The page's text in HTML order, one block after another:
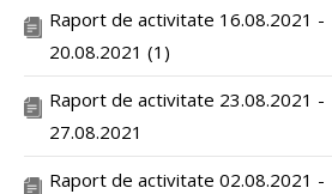
Raport de activitate 16.08.2021 -
20.08.2021 (1)
Raport de activitate 23.08.2021 -
27.08.2021
Raport de activitate 02.08.2021 -